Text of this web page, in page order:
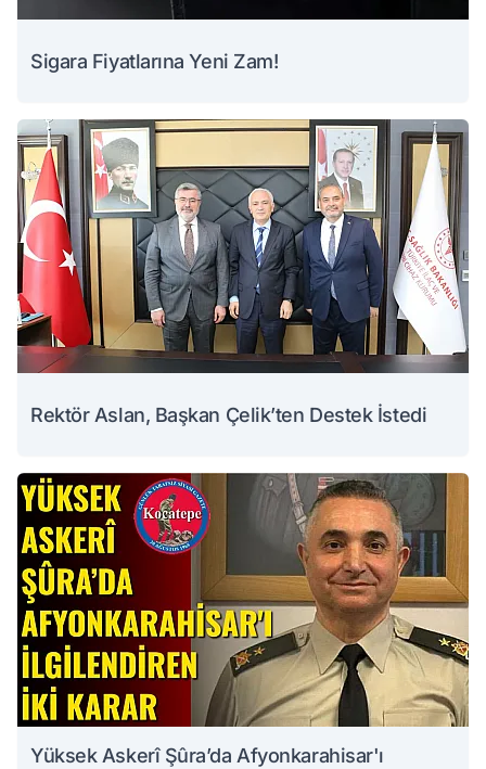
Sigara Fiyatlarına Yeni Zam!
Rektör Aslan, Başkan Çelik’ten Destek İstedi
Yüksek Askerî Şûra’da Afyonkarahisar'ı